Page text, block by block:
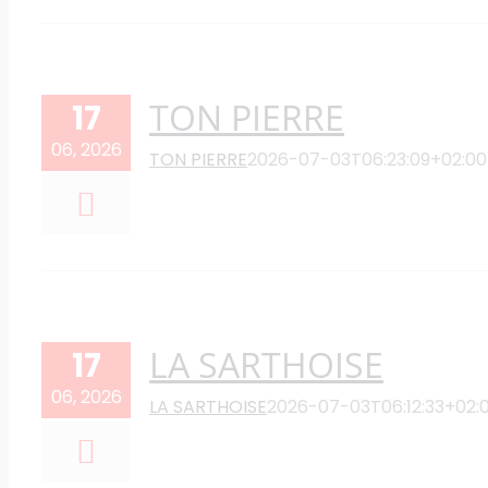
17
06, 2026
TON PIERRE
TON PIERRE2026-07-03T06:23:09+02:00
17
06, 2026
LA SARTHOISE
LA SARTHOISE2026-07-